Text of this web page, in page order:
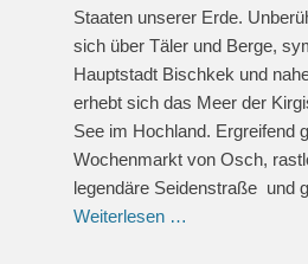
Staaten unserer Erde.
sich über Täler und Berge,
Hauptstadt Bischkek und
erhebt sich das Meer der
See im Hochland. Ergreifend
Wochenmarkt von Osch,
legendäre Seidenstraße und
Weiterlesen …